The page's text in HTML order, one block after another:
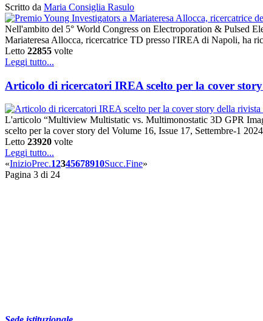
Scritto da Maria Consiglia Rasulo
Nell'ambito del 5° World Congress on Electroporation & Pulsed
Mariateresa Allocca, ricercatrice TD presso l'IREA di Napoli, ha
Letto 22855 volte
Leggi tutto...
Articolo di ricercatori IREA scelto per la cover
L'articolo “Multiview Multistatic vs. Multimonostatic 3D GPR
scelto per la cover story del Volume 16, Issue 17, Settembre-1
Letto 23920 volte
Leggi tutto...
«InizioPrec.12345678910Succ.Fine»
Pagina 3 di 24